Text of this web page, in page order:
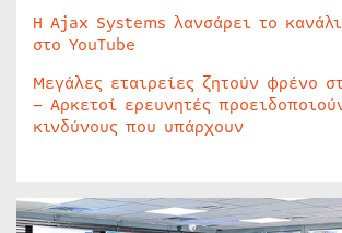
Η Ajax Systems λανσάρει το
στο YouTube
Μεγάλες εταιρείες ζητούν φρένο
– Αρκετοί ερευνητές
κινδύνους που υπάρχουν